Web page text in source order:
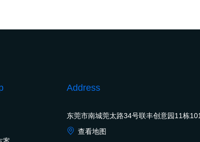
Address
东莞市南城莞太路34号联丰创意园11栋
查看地图